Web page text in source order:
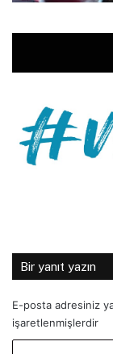
Bir yanıt yazın
E-posta adresiniz
işaretlenmişlerdir